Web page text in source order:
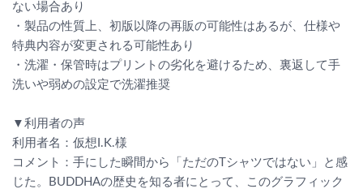
ない場合あり
・製品の性質上、初版以降の再販の可能性はあるが、仕様や
特典内容が変更される可能性あり
・洗濯・保管時はプリントの劣化を避けるため、裏返して手
洗いや弱めの設定で洗濯推奨
▼利用者の声
利用者名：仮想I.K.様
コメント：手にした瞬間から「ただのTシャツではない」と感
じた。BUDDHAの歴史を知る者にとって、このグラフィック